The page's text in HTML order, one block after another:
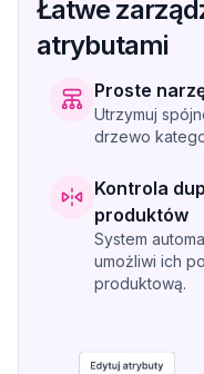
Łatwe
atrybutami
Proste
Utrzymuj
drzewo
Kontrola
produktów
System
umożliwi ich
produktową.